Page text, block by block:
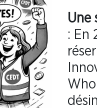
Une
: En